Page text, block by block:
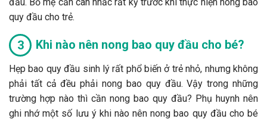
quy đầu cho trẻ.
Khi nào nên nong bao quy đầu cho bé?
Hẹp bao quy đầu sinh lý rất phổ biến ở trẻ nhỏ, nhưng không
phải tất cả đều phải nong bao quy đầu. Vậy trong những
trường hợp nào thì cần nong bao quy đầu? Phụ huynh nên
ghi nhớ một số lưu ý khi nào nên nong bao quy đầu cho bé